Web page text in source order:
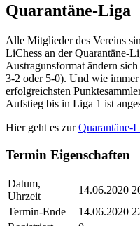
Quarantäne-Liga
Alle Mitglieder des Vereins
LiChess an derQuarantäne-
Austragunsformat ändern
3-2 oder 5-0). Und wie
erfolgreichsten
Aufstieg bis in Liga 1 ist
Hier geht es zurQuarantäne-
Termin Eigenschaften
Datum,
Uhrzeit
14.06.2020
Termin-Ende
14.06.2020